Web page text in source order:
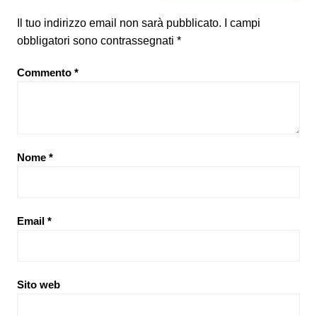
Il tuo indirizzo email non sarà pubblicato.
I campi
obbligatori sono contrassegnati *
Commento *
Nome *
Email *
Sito web